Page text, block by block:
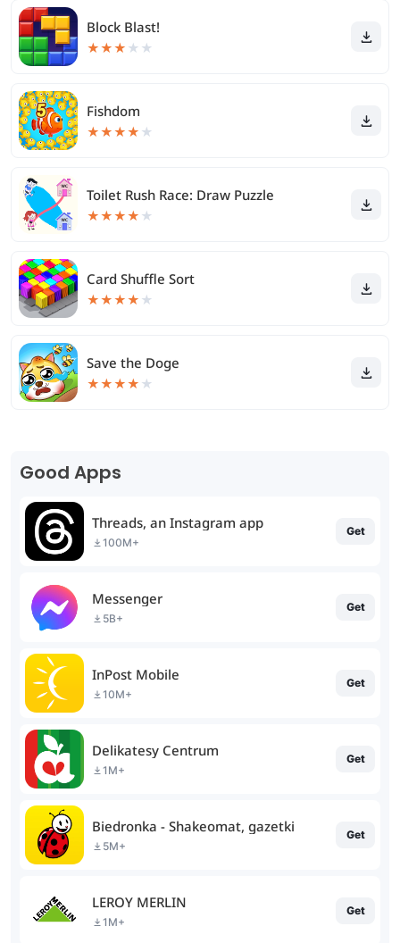
Block Blast!
★★★ ★ ★
Fishdom
★★★★ ★
Toilet Rush Race: Draw Puzzle
★★★★ ★
Card Shuffle Sort
★★★★ ★
Save the Doge
★★★★ ★
Good Apps
Threads, an Instagram app
100M+
Get
Messenger
5B+
Get
InPost Mobile
10M+
Get
Delikatesy Centrum
1M+
Get
Biedronka - Shakeomat, gazetki
5M+
Get
LEROY MERLIN
1M+
Get